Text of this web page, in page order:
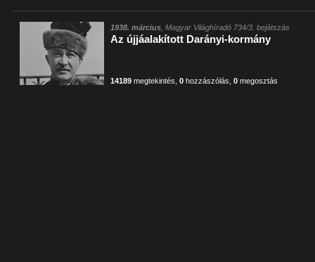
1938. március , Magyar Világhíradó 734/3. bejátszás
Az újjáalakított Darányi-kormány
14189 megtekintés ,0 hozzászólás ,0 megosztás